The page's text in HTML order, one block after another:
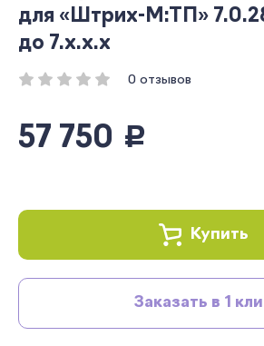
для «Штрих-М:ТП»
до 7.x.x.x
0 отзывов
57 750 руб.
Купить
Заказать в 1